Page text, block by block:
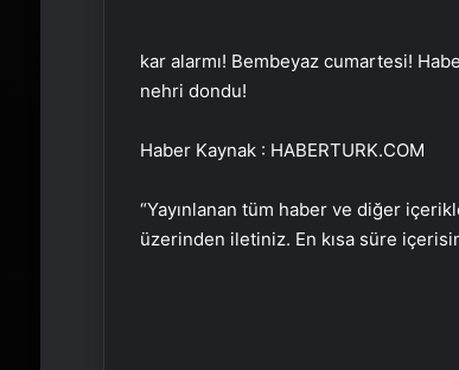
kar alarmı! Bembeyaz cumartesi!
nehri dondu!
Haber Kaynak : HABERTURK.COM
“Yayınlanan tüm haber ve diğer
üzerinden iletiniz. En kısa süre